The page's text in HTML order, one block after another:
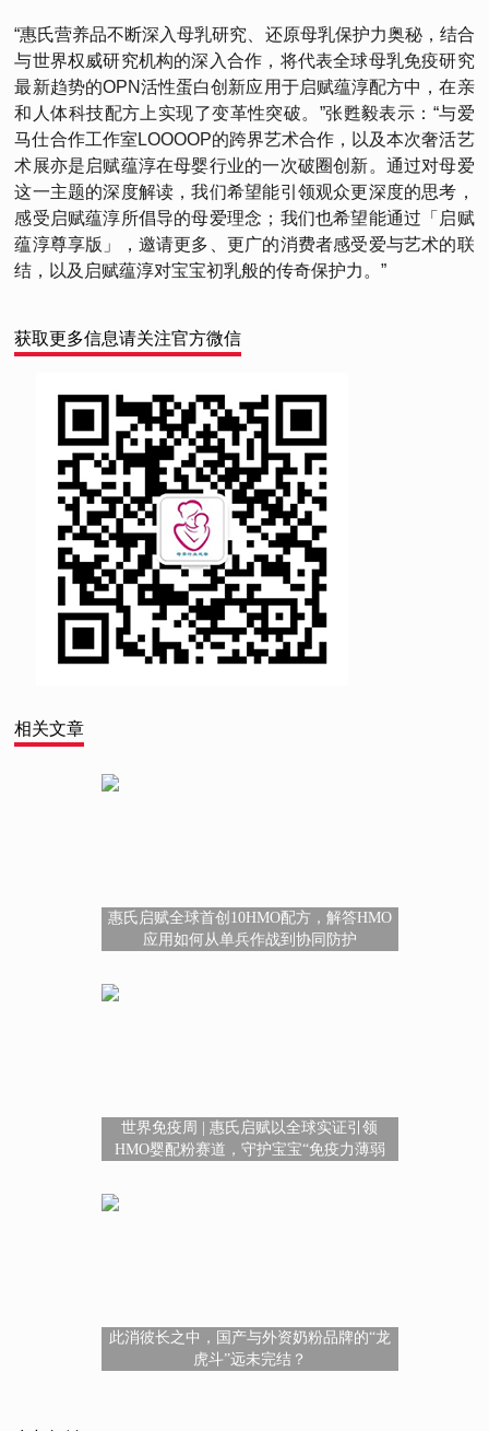
“惠氏营养品不断深入母乳研究、还原母乳保护力奥秘，结合
与世界权威研究机构的深入合作，将代表全球母乳免疫研究
最新趋势的OPN活性蛋白创新应用于启赋蕴淳配方中，在亲
和人体科技配方上实现了变革性突破。”张甦毅表示：“与爱
马仕合作工作室LOOOOP的跨界艺术合作，以及本次奢活艺
术展亦是启赋蕴淳在母婴行业的一次破圈创新。通过对母爱
这一主题的深度解读，我们希望能引领观众更深度的思考，
感受启赋蕴淳所倡导的母爱理念；我们也希望能通过「启赋
蕴淳尊享版」，邀请更多、更广的消费者感受爱与艺术的联
结，以及启赋蕴淳对宝宝初乳般的传奇保护力。”
获取更多信息请关注官方微信
相关文章
惠氏启赋全球首创10HMO配方，解答HMO
应用如何从单兵作战到协同防护
世界免疫周 | 惠氏启赋以全球实证引领
HMO婴配粉赛道，守护宝宝“免疫力薄弱
此消彼长之中，国产与外资奶粉品牌的“龙
虎斗”远未完结？